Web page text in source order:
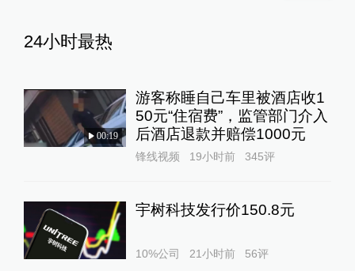
24小时最热
00:19
游客称睡自己车里被酒店收1
50元“住宿费”，监管部门介入
后酒店退款并赔偿1000元
锋线视频 19小时前 345评
宇树科技发行价150.8元
10%公司 21小时前 56评